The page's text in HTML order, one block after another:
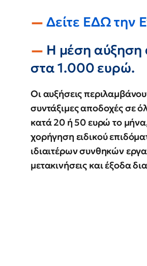
Δείτε ΕΔΩ την
Η μέση αύξηση
στα 1.000 ευρώ.
Οι αυξήσεις
συντάξιμες αποδοχές σε
κατά 20 ή 50 ευρώ το
χορήγηση ειδικού
ιδιαιτέρων συνθηκών
μετακινήσεις και έξοδα